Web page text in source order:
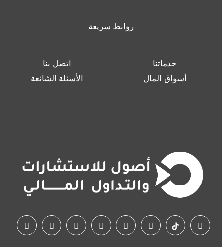
روابط سريعة
خدماتنا
اتصل بنا
أسواق المال
الأسئلة الشائعة